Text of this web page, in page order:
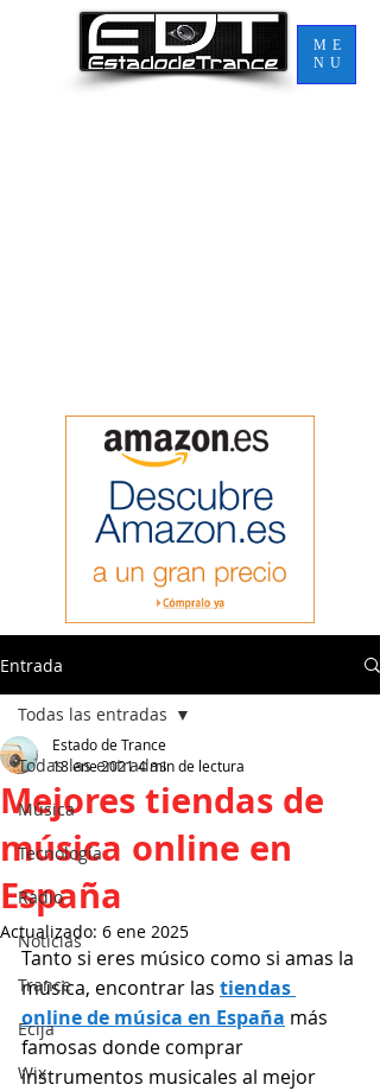
ME
NU
Entrada
Todas las entradas
Música
Tecnología
Radio
Noticias
Trance
Ecija
Wix
Todas las entradas
Mejores tiendas de
música online en
España
Estado de Trance
18 ene 20214 min de lectura
Actualizado: 6 ene 2025
Tanto si eres músico como si amas la
música, encontrar las tiendas
online de música en España más
famosas donde comprar
instrumentos musicales al mejor